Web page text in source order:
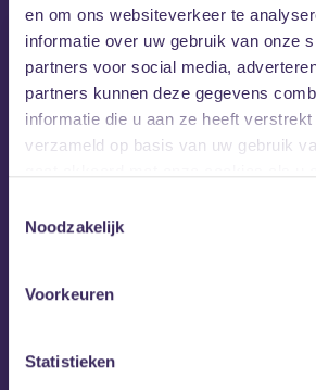
en om ons websiteverkeer te
informatie over uw gebruik van onze
partners voor social media,
partners kunnen deze gegevens
informatie die u aan ze heeft
verzameld op basis van uw gebruik
Noodzakelijk
Voorkeuren
Statistieken
za 3 okt